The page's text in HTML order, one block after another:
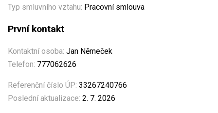
Typ smluvního vztahu: Pracovní smlouva
První kontakt
Kontaktní osoba: Jan Němeček
Telefon: 777062626
Referenční číslo ÚP: 33267240766
Poslední aktualizace: 2. 7. 2026